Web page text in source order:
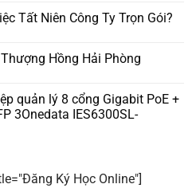
Tất Niên Công Ty Trọn Gói?
Hồng Hải Phòng
quản lý 8 cổng Gigabit PoE +
3Onedata IES6300SL-
Ký Học Online"]